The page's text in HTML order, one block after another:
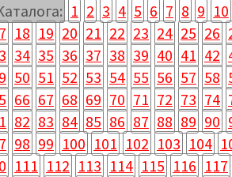
1 2 3 4 5 6 7 8 9 10
18 19 20 21 22 23 24 25 26
34 35 36 37 38 39 40 41 42
50 51 52 53 54 55 56 57 58
66 67 68 69 70 71 72 73 74
82 83 84 85 86 87 88 89 90
98 99 100 101 102 103 104
111 112 113 114 115 116 117